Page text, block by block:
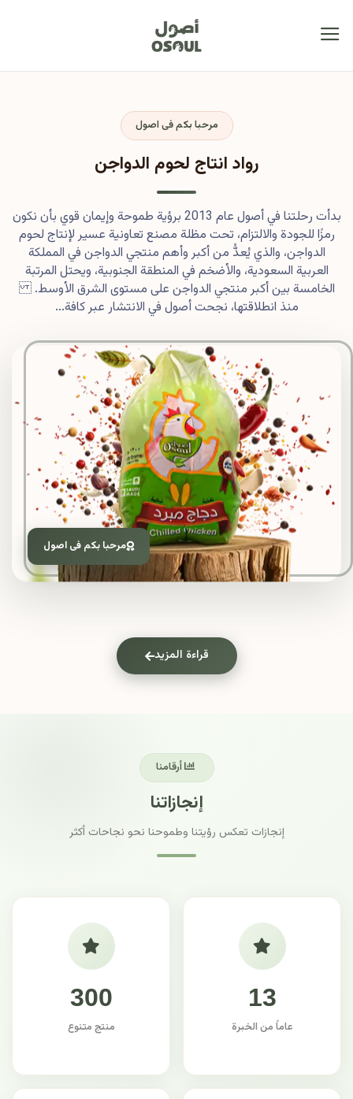
مرحبا بكم فى اصول
مرحبا بكم فى اصول
رواد انتاج لحوم الدواجن
بدأت رحلتنا في أصول عام 2013 برؤية طموحة وإيمان قوي بأن نكون
رمزًا للجودة والالتزام، تحت مظلة مصنع تعاونية عسير لإنتاج لحوم
الدواجن، والذي يُعدُّ من أكبر وأهم منتجي الدواجن في المملكة
العربية السعودية، والأضخم في المنطقة الجنوبية، ويحتل المرتبة
الخامسة بين أكبر منتجي الدواجن على مستوى الشرق الأوسط.
منذ انطلاقتها، نجحت أصول في الانتشار عبر كافة...
قراءة المزيد
أرقامنا
إنجازاتنا
إنجازات تعكس رؤيتنا وطموحنا نحو نجاحات أكثر
13
عاماً من الخبرة
300
منتج متنوع